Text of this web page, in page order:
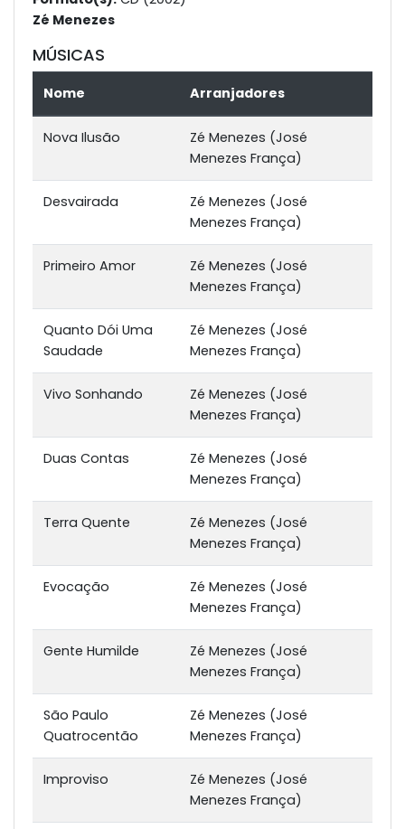
Zé Menezes
MÚSICAS
Nome Arranjadores
Nova Ilusão
Zé Menezes (José
Menezes França)
Desvairada
Zé Menezes (José
Menezes França)
Primeiro Amor
Zé Menezes (José
Menezes França)
Quanto Dói Uma
Saudade
Zé Menezes (José
Menezes França)
Vivo Sonhando
Zé Menezes (José
Menezes França)
Duas Contas
Zé Menezes (José
Menezes França)
Terra Quente
Zé Menezes (José
Menezes França)
Evocação
Zé Menezes (José
Menezes França)
Gente Humilde
Zé Menezes (José
Menezes França)
São Paulo
Quatrocentão
Zé Menezes (José
Menezes França)
Improviso
Zé Menezes (José
Menezes França)